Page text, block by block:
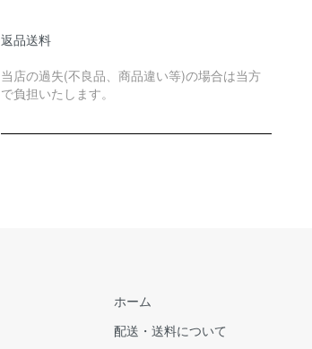
返品送料
当店の過失(不良品、商品違い等)の場合は当方
で負担いたします。
ホーム
配送・送料について